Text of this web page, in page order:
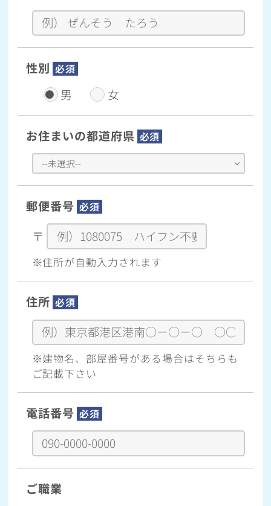
性別 必須
男 女
お住まいの都道府県 必須
郵便番号 必須
〒
※住所が自動入力されます
住所 必須
※建物名、部屋番号がある場合はそちらも
ご記載下さい
電話番号 必須
ご職業